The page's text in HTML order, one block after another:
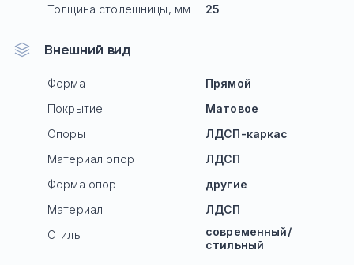
Толщина столешницы, мм 25
Внешний вид
Форма
Прямой
Покрытие
Матовое
Опоры
ЛДСП-каркас
Материал опор
ЛДСП
Форма опор
другие
Материал
ЛДСП
Стиль
современный/
стильный